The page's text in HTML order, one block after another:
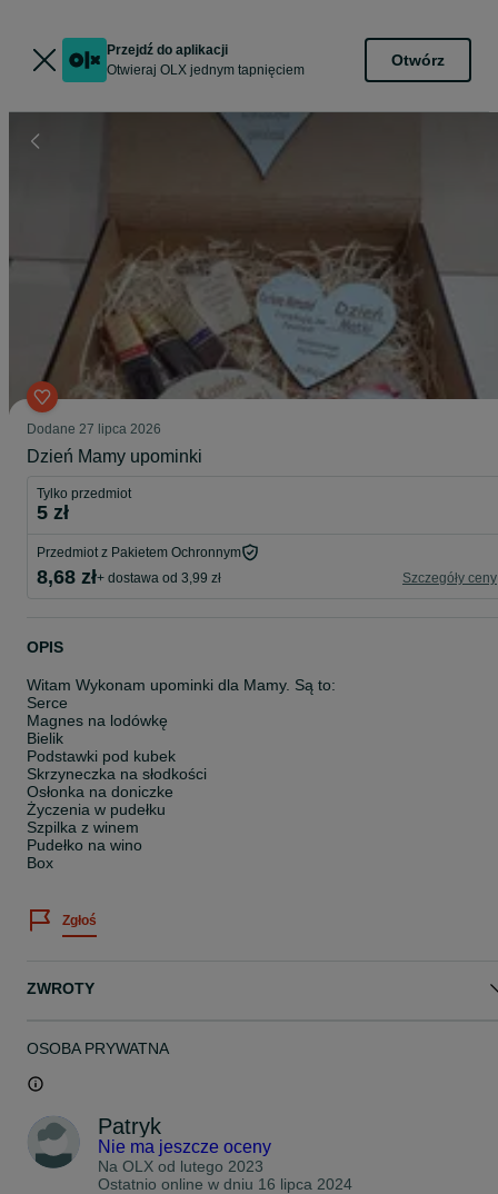
Przejdź do aplikacji
Otwieraj OLX jednym tapnięciem
Otwórz
Dodane 27 lipca 2026
Dzień Mamy upominki
Tylko przedmiot
5 zł
Przedmiot z Pakietem Ochronnym
8,68 zł+ dostawa od 3,99 zł Szczegóły ceny
OPIS
Witam Wykonam upominki dla Mamy. Są to:
Serce
Magnes na lodówkę
Bielik
Podstawki pod kubek
Skrzyneczka na słodkości
Osłonka na doniczke
Życzenia w pudełku
Szpilka z winem
Pudełko na wino
Box
Zgłoś
ZWROTY
OSOBA PRYWATNA
Patryk
Nie ma jeszcze oceny
Na OLX od lutego 2023
Ostatnio online w dniu 16 lipca 2024